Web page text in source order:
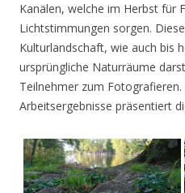
Kanälen, welche im Herbst für
Lichtstimmungen sorgen.
Kulturlandschaft, wie auch bis
ursprüngliche Naturräume
Teilnehmer zum Fotografieren.
Arbeitsergebnisse präsentiert